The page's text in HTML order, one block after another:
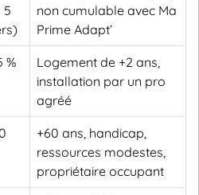
5
non cumulable avec Ma
Prime Adapt’
%
Logement de +2 ans,
installation par un pro
agréé
+60 ans, handicap,
ressources modestes,
propriétaire occupant